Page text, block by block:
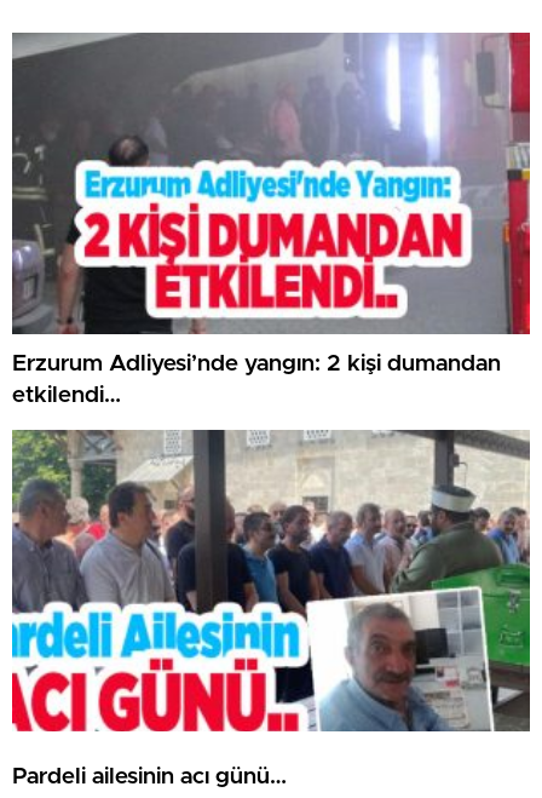
Erzurum Adliyesi’nde yangın: 2 kişi dumandan
etkilendi…
Pardeli ailesinin acı günü…